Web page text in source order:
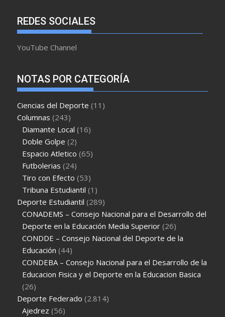
REDES SOCIALES
YouTube Channel
NOTAS POR CATEGORÍA
Ciencias del Deporte (11)
Columnas (243)
Diamante Local (16)
Doble Golpe (2)
Espacio Atletico (65)
Futbolerias (24)
Tiro con Efecto (53)
Tribuna Estudiantil (1)
Deporte Estudiantil (289)
CONADEMS – Consejo Nacional para el Desarrollo del
Deporte en la Educación Media Superior (26)
CONDDE – Consejo Nacional del Deporte de la
Educación (44)
CONDEBA – Consejo Nacional para el Desarrollo de la
Educacion Fisica y el Deporte en la Educacion Basica
(26)
Deporte Federado (2.814)
Ajedrez (56)